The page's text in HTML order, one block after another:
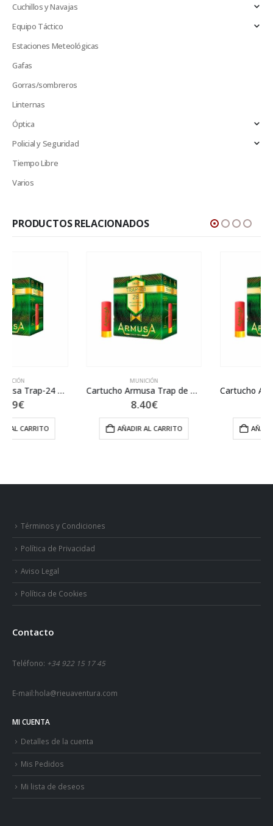
Cuchillos y Navajas
Equipo Táctico
Estaciones Meteológicas
Gafas
Gorras/sombreros
Linternas
Óptica
Policial y Seguridad
Tiempo Libre
Varios
PRODUCTOS RELACIONADOS
Cartucho Armusa Trap de 28 gr Nº8
AÑADIR AL CARRITO
Cartucho Armusa Trap de 28 gr Nº7.5
AÑADIR AL CARRITO
Términos y Condiciones
Política de Privacidad
Aviso Legal
Política de Cookies
Contacto
Teléfono: +34 922 15 17 45
E-mail:hola@rieuaventura.com
MI CUENTA
Detalles de la cuenta
Mis Pedidos
Mi lista de deseos